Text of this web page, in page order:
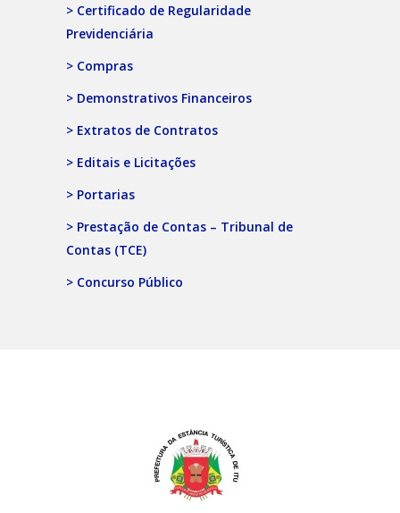
> Certificado de Regularidade
Previdenciária
> Compras
> Demonstrativos Financeiros
> Extratos de Contratos
> Editais e Licitações
> Portarias
> Prestação de Contas – Tribunal de
Contas (TCE)
> Concurso Público